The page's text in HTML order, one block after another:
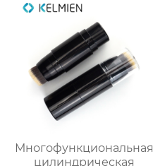
Многофункциональная
цилиндрическая